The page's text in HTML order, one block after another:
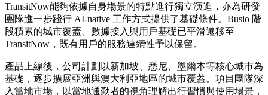
TransitNow能夠依據自身場景的特點進行獨立演進，亦為研發
團隊進一步踐行 AI-native 工作方式提供了基礎條件。Busio 階
段積累的城市覆蓋、數據接入與用戶基礎已平滑遷移至
TransitNow，既有用戶的服務連續性予以保留。
產品上線後，公司計劃以新加坡、悉尼、墨爾本等核心城市為
基礎，逐步擴展亞洲與澳大利亞地區的城市覆蓋。項目團隊深
入當地市場，以當地通勤者的視角理解出行習慣與使用場景，